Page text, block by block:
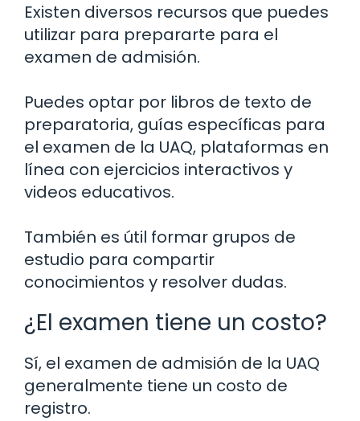
Existen diversos recursos que puedes
utilizar para prepararte para el
examen de admisión.
Puedes optar por libros de texto de
preparatoria, guías específicas para
el examen de la UAQ, plataformas en
línea con ejercicios interactivos y
videos educativos.
También es útil formar grupos de
estudio para compartir
conocimientos y resolver dudas.
¿El examen tiene un costo?
Sí, el examen de admisión de la UAQ
generalmente tiene un costo de
registro.